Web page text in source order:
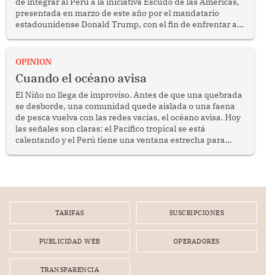
presentada en marzo de este año por el mandatario
estadounidense Donald Trump, con el fin de enfrentar al
OPINION
Cuando el océano avisa
El Niño no llega de improviso. Antes de que una quebrada
se desborde, una comunidad quede aislada o una faena
de pesca vuelva con las redes vacías, el océano avisa. Hoy
las señales son claras: el Pacífico tropical se está
calentando y el Perú tiene una ventana estrecha para
TARIFAS SUSCRIPCIONES
PUBLICIDAD WEB OPERADORES
TRANSPARENCIA